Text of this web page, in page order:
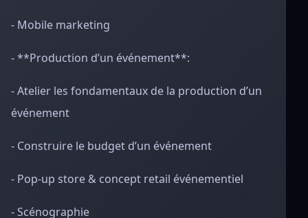
- Mobile marketing
- **Production d’un événement**:
- Atelier les fondamentaux de la production d’un
événement
- Construire le budget d’un événement
- Pop-up store & concept retail événementiel
- Scénographie